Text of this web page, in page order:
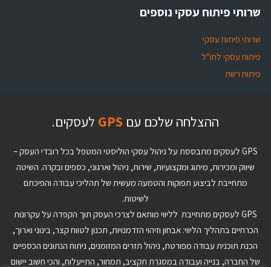
שרותי פיתוח עסקי נוספים
שרותי פיתוח עסקי
פיתוח עסקי לחו"ל
פיתוח רשת
ההצלחה שלכם עם GPS לעסקים.
GPS לעסקים מתבססת על ניהול עסקי הוליסטי המטפל בכל רובדי העסק –
שיווק ומכירות, מיתוג ומקצועיות, שירות, ניהול וארגוני, כספים ובקרה. השיטה
מתחייבת לביצוע תפוקות והטמעה מעשית של תהליכי עבודה והפיכתם
לשיטות.
GPS לעסקים מתחייבת לליווי מותאם לצרכי העסק תוך הקפדה על עקרונות
הכרחיים בתהליך הליווי: אבחון וזיהוי הזדמנויות, תכנון לטווח קצר, בינוני וארוך,
הכנת תוכנית עבודה מפורטת, ניהול תזרים המזומנים, ניתוח הנתונים הכספיים
של החברה, בנייה ועבודה במסגרת תקציב, תמחור, התייעלות, והכי חשוב יישום